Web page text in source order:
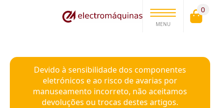
MENU
0
Devido à sensibilidade dos componentes
eletrónicos e ao risco de avarias por
manuseamento incorreto, não aceitamos
devoluções ou trocas destes artigos.